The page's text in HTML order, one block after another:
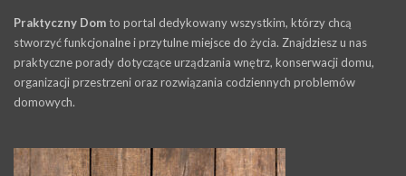
Praktyczny Dom to portal dedykowany wszystkim, którzy chcą
stworzyć funkcjonalne i przytulne miejsce do życia. Znajdziesz u nas
praktyczne porady dotyczące urządzania wnętrz, konserwacji domu,
organizacji przestrzeni oraz rozwiązania codziennych problemów
domowych.